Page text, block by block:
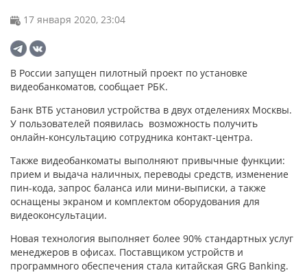
17 января 2020, 23:04
В России запущен пилотный проект по установке
видеобанкоматов, сообщает РБК.
Банк ВТБ установил устройства в двух отделениях Москвы.
У пользователей появилась возможность получить
онлайн-консультацию сотрудника контакт-центра.
Также видеобанкоматы выполняют привычные функции:
прием и выдача наличных, переводы средств, изменение
пин-кода, запрос баланса или мини-выписки, а также
оснащены экраном и комплектом оборудования для
видеоконсультации.
Новая технология выполняет более 90% стандартных услуг
менеджеров в офисах. Поставщиком устройств и
программного обеспечения стала китайская GRG Banking.